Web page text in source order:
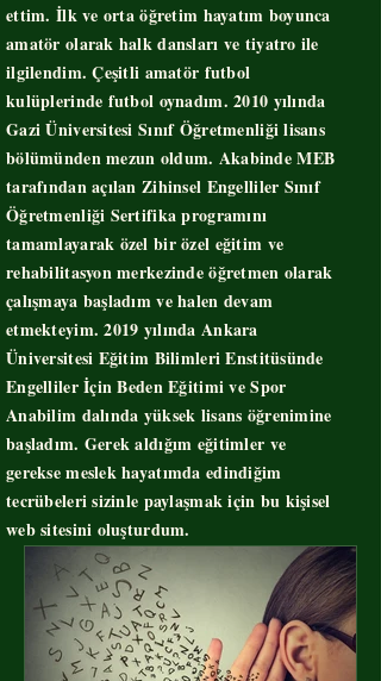
ettim. İlk ve orta öğretim hayatım boyunca
amatör olarak halk dansları ve tiyatro ile
ilgilendim. Çeşitli amatör futbol
kulüplerinde futbol oynadım. 2010 yılında
Gazi Üniversitesi Sınıf Öğretmenliği lisans
bölümünden mezun oldum. Akabinde MEB
tarafından açılan Zihinsel Engelliler Sınıf
Öğretmenliği Sertifika programını
tamamlayarak özel bir özel eğitim ve
rehabilitasyon merkezinde öğretmen olarak
çalışmaya başladım ve halen devam
etmekteyim. 2019 yılında Ankara
Üniversitesi Eğitim Bilimleri Enstitüsünde
Engelliler İçin Beden Eğitimi ve Spor
Anabilim dalında yüksek lisans öğrenimine
başladım. Gerek aldığım eğitimler ve
gerekse meslek hayatımda edindiğim
tecrübeleri sizinle paylaşmak için bu kişisel
web sitesini oluşturdum.